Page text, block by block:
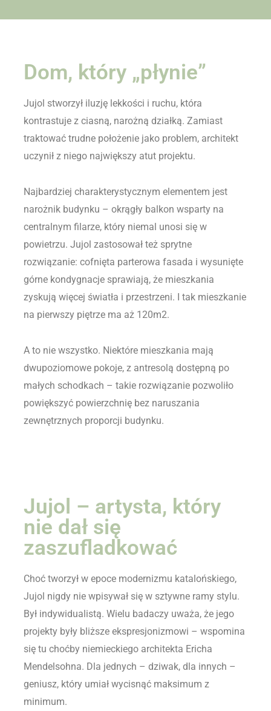
Dom, który „płynie”
Jujol stworzył iluzję lekkości i ruchu, która
kontrastuje z ciasną, narożną działką. Zamiast
traktować trudne położenie jako problem, architekt
uczynił z niego największy atut projektu.
Najbardziej charakterystycznym elementem jest
narożnik budynku – okrągły balkon wsparty na
centralnym filarze, który niemal unosi się w
powietrzu. Jujol zastosował też sprytne
rozwiązanie: cofnięta parterowa fasada i wysunięte
górne kondygnacje sprawiają, że mieszkania
zyskują więcej światła i przestrzeni. I tak mieszkanie
na pierwszy piętrze ma aż 120m2.
A to nie wszystko. Niektóre mieszkania mają
dwupoziomowe pokoje, z antresolą dostępną po
małych schodkach – takie rozwiązanie pozwoliło
powiększyć powierzchnię bez naruszania
zewnętrznych proporcji budynku.
Jujol – artysta, który
nie dał się
zaszufladkować
Choć tworzył w epoce modernizmu katalońskiego,
Jujol nigdy nie wpisywał się w sztywne ramy stylu.
Był indywidualistą. Wielu badaczy uważa, że jego
projekty były bliższe ekspresjonizmowi – wspomina
się tu choćby niemieckiego architekta Ericha
Mendelsohna. Dla jednych – dziwak, dla innych –
geniusz, który umiał wycisnąć maksimum z
minimum.